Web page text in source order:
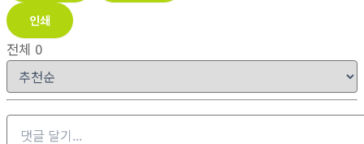
인쇄
전체 0